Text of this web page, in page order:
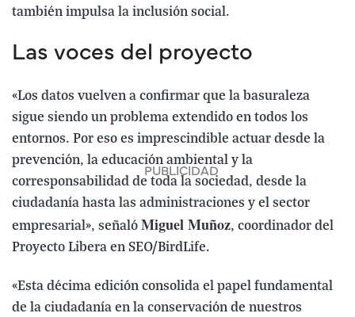
también impulsa la inclusión social.
Las voces del proyecto
«Los datos vuelven a confirmar que la basuraleza
sigue siendo un problema extendido en todos los
entornos. Por eso es imprescindible actuar desde la
prevención, la educación ambiental y la
corresponsabilidad de toda la sociedad, desde la
ciudadanía hasta las administraciones y el sector
empresarial», señaló Miguel Muñoz, coordinador del
Proyecto Libera en SEO/BirdLife.
«Esta décima edición consolida el papel fundamental
de la ciudadanía en la conservación de nuestros